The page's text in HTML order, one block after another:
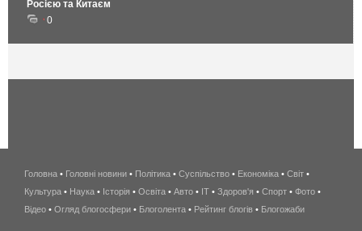
Росією та Китаєм
0
беспроводной
интернет
киев
Головна • Головні новини • Політика • Суспільство • Економіка • Світ •
Культура • Наука • Історія • Освіта • Авто • IT • Здоров'я • Спорт • Фото •
Відео • Огляд блогосфери • Блоголента • Рейтинг блогів • Блогожаби